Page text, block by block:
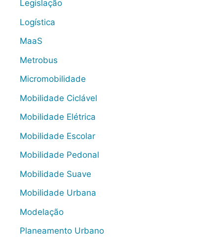
Legislação
Logística
MaaS
Metrobus
Micromobilidade
Mobilidade Ciclável
Mobilidade Elétrica
Mobilidade Escolar
Mobilidade Pedonal
Mobilidade Suave
Mobilidade Urbana
Modelação
Planeamento Urbano